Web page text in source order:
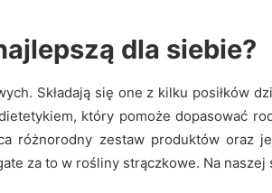
dla siebie?
. Składają się one z kilku posiłków
który pomoże dopasować
różnorodny zestaw produktów oraz
za to w rośliny strączkowe. Na